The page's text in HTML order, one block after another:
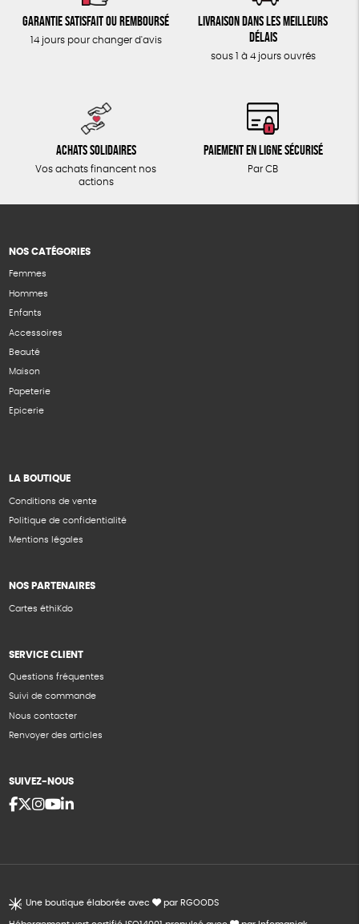
Garantie satisfait ou remboursé
14 jours pour changer d'avis
Livraison dans les meilleurs
délais
sous 1 à 4 jours ouvrés
Achats solidaires
Vos achats financent nos
actions
Paiement en ligne sécurisé
Par CB
NOS CATÉGORIES
Femmes
Hommes
Enfants
Accessoires
Beauté
Maison
Papeterie
Epicerie
LA BOUTIQUE
Conditions de vente
Politique de confidentialité
Mentions légales
NOS PARTENAIRES
Cartes éthiKdo
SERVICE CLIENT
Questions fréquentes
Suivi de commande
Nous contacter
Renvoyer des articles
SUIVEZ-NOUS
Une boutique élaborée avec par RGOODS